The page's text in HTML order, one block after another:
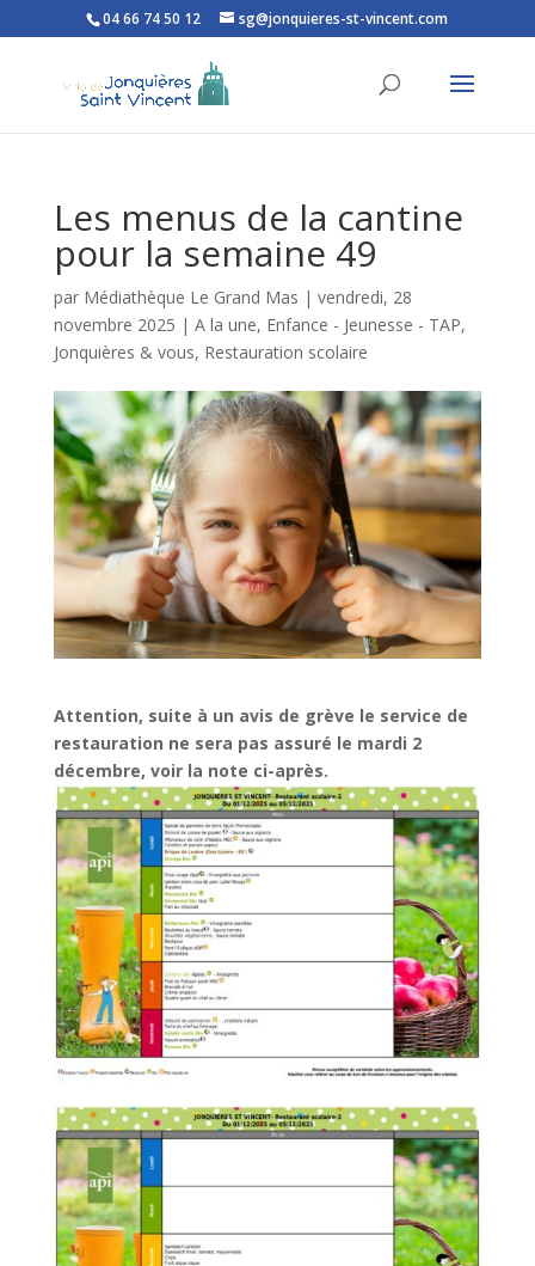
Ouvrir la barre d’outils
04 66 74 50 12 sg@jonquieres-st-vincent.com
Les menus de la cantine
pour la semaine 49
par Médiathèque Le Grand Mas | vendredi, 28
novembre 2025 | A la une, Enfance - Jeunesse - TAP,
Jonquières & vous, Restauration scolaire
Attention, suite à un avis de grève le service de
restauration ne sera pas assuré le mardi 2
décembre, voir la note ci-après.